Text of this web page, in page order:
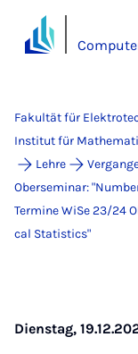
Fakultät für
Institut für
Lehre
Oberseminar:
Termine WiSe 23/24
cal Sta­ti­stics"
Dienstag,